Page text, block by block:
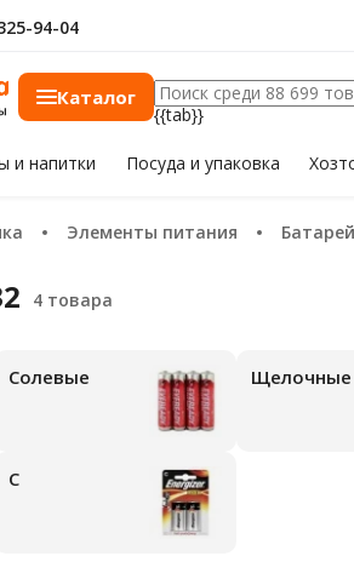
94-04
Каталог
{{tab}}
и напитки Посуда и упаковка
Элементы питания
Солевые Щелочные
С